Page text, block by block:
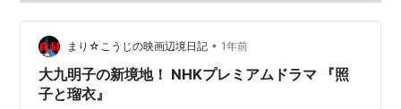
のBMWで走る。 行った先は、照子の占いの師匠がクリス
まり☆こうじの映画辺境日記 • 1年前
大九明子の新境地！ NHKプレミアムドラマ 『照
子と瑠衣』